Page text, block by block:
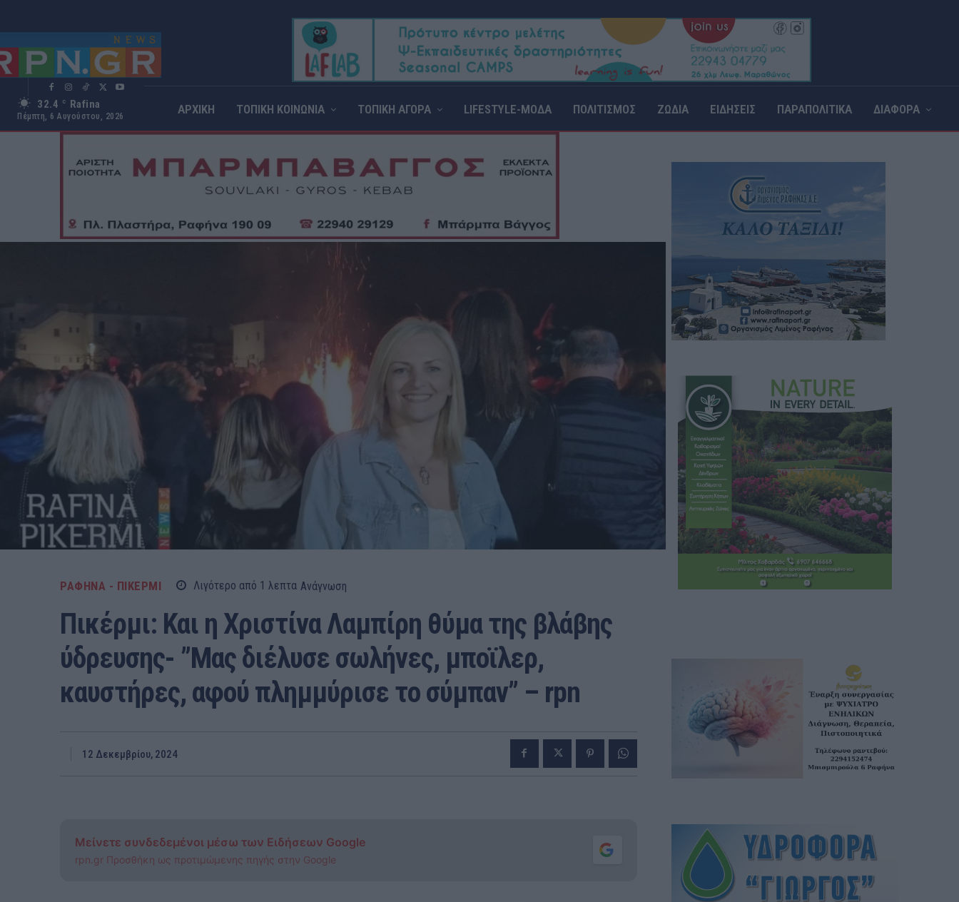
32.4 C Rafina
Πέμπτη, 6 Αυγούστου, 2026 ΑΡΧΙΚΗ ΤΟΠΙΚΗ ΚΟΙΝΩΝΙΑ ΤΟΠΙΚΗ ΑΓΟΡΑ LIFESTYLE-ΜΟΔΑ ΠΟΛΙΤΙΣΜΟΣ ΖΩΔΙΑ ΕΙΔΗΣΕΙΣ ΠΑΡΑΠΟΛΙΤΙΚΑ ΔΙΑΦΟΡΑ
ΡΑΦΗΝΑ - ΠΙΚΕΡΜΙ Λιγότερο από 1 λεπτα Ανάγνωση
Πικέρμι: Και η Χριστίνα Λαμπίρη θύμα της βλάβης
ύδρευσης- ”Μας διέλυσε σωλήνες, μποϊλερ,
καυστήρες, αφού πλημμύρισε το σύμπαν” – rpn
12 Δεκεμβρίου, 2024
Μείνετε συνδεδεμένοι μέσω των Ειδήσεων Google
rpn.gr Προσθήκη ως προτιμώμενης πηγής στην Google